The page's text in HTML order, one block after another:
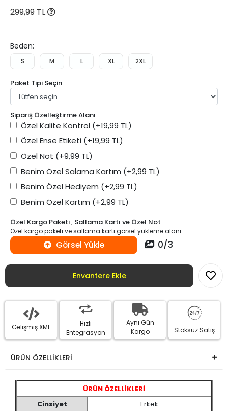
299,99 TL
Beden:
S M L XL 2XL
Paket Tipi Seçin
Sipariş Özelleştirme Alanı
Özel Kalite Kontrol (+19,99 TL)
Özel Ense Etiketi (+19,99 TL)
Özel Not (+9,99 TL)
Benim Özel Salama Kartım (+2,99 TL)
Benim Özel Hediyem (+2,99 TL)
Benim Özel Kartım (+2,99 TL)
Özel Kargo Paketi , Sallama Kartı ve Özel Not
Özel kargo paketi ve sallama kartı görsel yükleme alanı
Görsel Yükle 0/3
Envantere Ekle
Gelişmiş XML
Hızlı
Entegrasyon
Aynı Gün
Kargo
Stoksuz Satış
ÜRÜN ÖZELLİKLERİ
ÜRÜN ÖZELLİKLERİ
Cinsiyet
Erkek